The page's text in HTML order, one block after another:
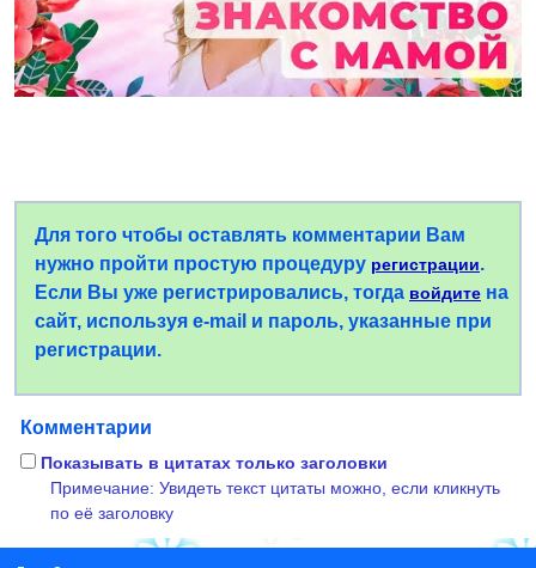
Для того чтобы оставлять комментарии Вам
нужно пройти простую процедуру регистрации.
Если Вы уже регистрировались, тогда войдите на
сайт, используя e-mail и пароль, указанные при
регистрации.
Комментарии
Показывать в цитатах только заголовки
Примечание: Увидеть текст цитаты можно, если кликнуть
по её заголовку